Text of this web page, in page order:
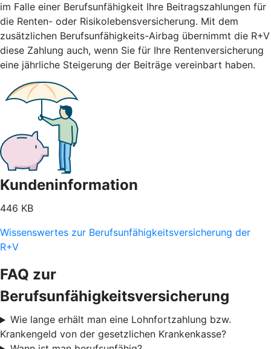
im Falle einer Berufsunfähigkeit Ihre Beitragszahlungen für
die Renten- oder Risikolebensversicherung. Mit dem
zusätzlichen Berufsunfähigkeits-Airbag übernimmt die R+V
diese Zahlung auch, wenn Sie für Ihre Rentenversicherung
eine jährliche Steigerung der Beiträge vereinbart haben.
Kundeninformation
446 KB
Wissenswertes zur Berufsunfähigkeitsversicherung der
R+V
FAQ zur
Berufsunfähigkeitsversicherung
Wie lange erhält man eine Lohnfortzahlung bzw.
Krankengeld von der gesetzlichen Krankenkasse?